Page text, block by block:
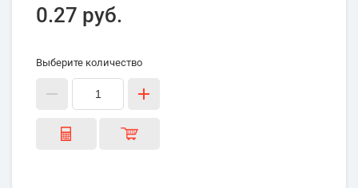
0.27 руб.
Выберите количество